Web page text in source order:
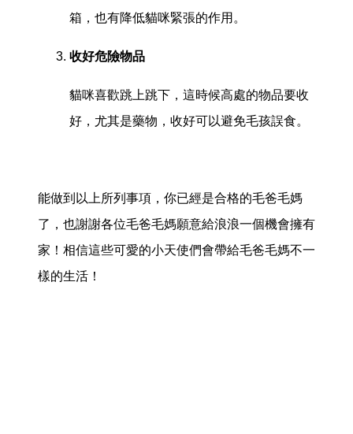
箱，也有降低貓咪緊張的作用。
收好危險物品
貓咪喜歡跳上跳下，這時候高處的物品要收
好，尤其是藥物，收好可以避免毛孩誤食。
能做到以上所列事項，你已經是合格的毛爸毛媽
了，也謝謝各位毛爸毛媽願意給浪浪一個機會擁有
家！相信這些可愛的小天使們會帶給毛爸毛媽不一
樣的生活！